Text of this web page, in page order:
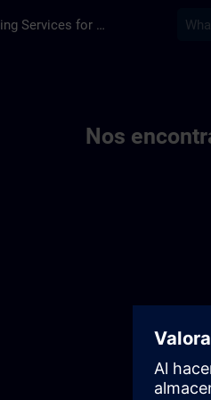
Training Services for Digital Industries
Nos